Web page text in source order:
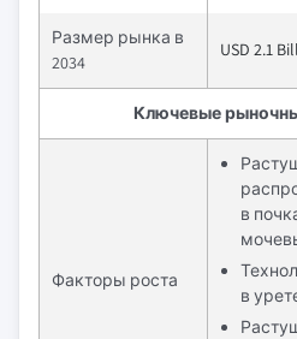
Размер рынка в
2034
USD 2.1
Ключевые
Факторы роста
в
в